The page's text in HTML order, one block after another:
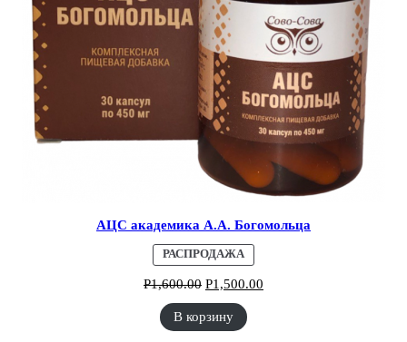
АЦС академика А.А. Богомольца
РАСПРОДАЖАПРОДАВАЕМЫЙ
ТОВАР
Р1,600.00 Р1,500.00
В корзину